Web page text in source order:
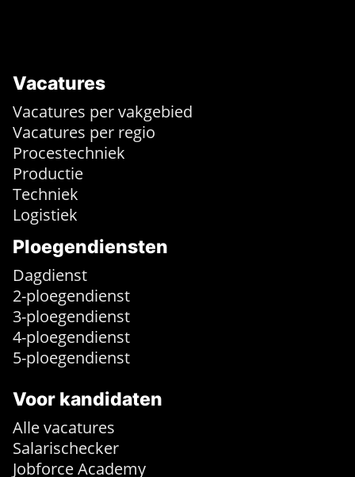
Vacatures
Vacatures per vakgebied
Vacatures per regio
Procestechniek
Productie
Techniek
Logistiek
Ploegendiensten
Dagdienst
2-ploegendienst
3-ploegendienst
4-ploegendienst
5-ploegendienst
Voor kandidaten
Alle vacatures
Salarischecker
Jobforce Academy